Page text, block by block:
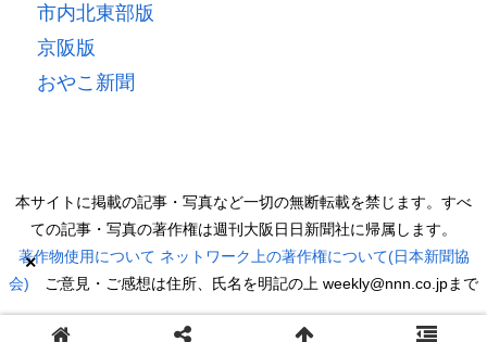
×
市内北東部版
京阪版
おやこ新聞
本サイトに掲載の記事・写真など一切の無断転載を禁じます。すべ
ての記事・写真の著作権は週刊大阪日日新聞社に帰属します。
著作物使用について ネットワーク上の著作権について(日本新聞協
会) ご意見・ご感想は住所、氏名を明記の上 weekly@nnn.co.jpまで
Copyright © 2022 週刊大阪日日新聞 All Rights Reserved.